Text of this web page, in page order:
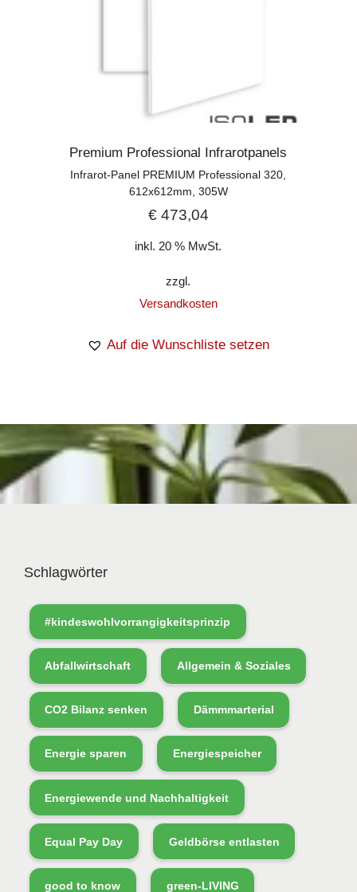
Premium Professional Infrarotpanels
Infrarot-Panel PREMIUM Professional 320,
612x612mm, 305W
€473,04
inkl. 20 % MwSt.
zzgl.
Versandkosten
Auf die Wunschliste setzen
Schlagwörter
#kindeswohlvorrangigkeitsprinzip
Abfallwirtschaft Allgemein & Soziales
CO2 Bilanz senken Dämmmarterial
Energie sparen Energiespeicher
Energiewende und Nachhaltigkeit
Equal Pay Day Geldbörse entlasten
good to know green-LIVING